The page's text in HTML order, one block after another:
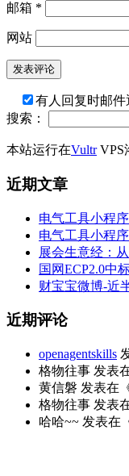
邮箱 *
网站
有人回复时邮件
搜索：
本站运行在VultrVPS
近期文章
电气工具小程
电气工具小程
展会生意经：
国网ECP2.0中
财宝宝微博-近
近期评论
openagentskills
格物往事 发表
黄信磐 发表在
格物往事 发表
哈哈~~ 发表在